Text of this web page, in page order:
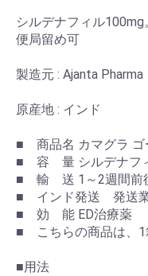
シルデナフィル
便局留め可
製造元 : Ajanta Pharma
原産地 : インド
■ 商品名 カマグラ ゴ
■ 容 量 シルデナフ
■ 輸 送 1～2週間前
■ インド発送 発送業
■ 効 能 ED治療薬
■ こちらの商品は、1
■用法